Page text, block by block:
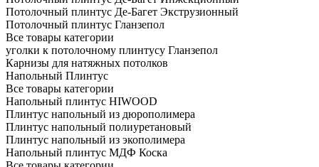
Потолочный плинтус Де-Багет Экструзионный
Потолочный плинтус Гланзепол
Все товары категории
уголки к потолочному плинтусу Гланзепол
Карнизы для натяжных потолков
Напольный Плинтус
Все товары категории
Напольный плинтус HIWOOD
Плинтус напольный из дюрополимера
Плинтус напольный полиуретановый
Плинтус напольный из экополимера
Напольный плинтус МДФ Коска